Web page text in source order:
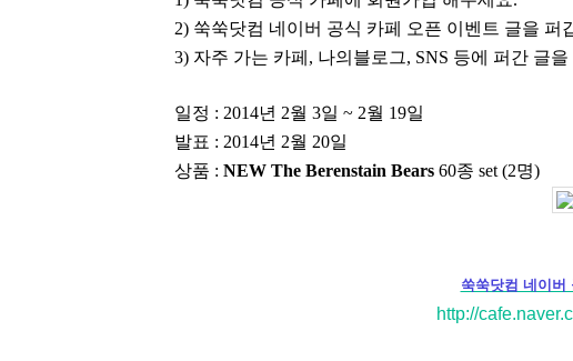
2) 쑥쑥닷컴 네이버 공식 카페 오픈 이벤트 글을 퍼
3) 자주 가는 카페 , 나의블로그, SNS 등에 퍼간 글
일정 : 2014년 2월 3일 ~ 2월 19일
발표 : 2014년 2월 20일
상품 : NEW The Berenstain Bears 60종 set (2명)
쑥쑥닷컴 네이버
http://